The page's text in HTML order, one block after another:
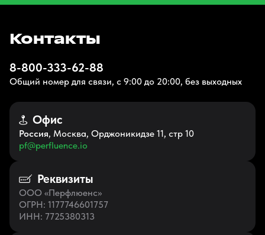
Контакты
8-800-333-62-88
Общий номер для связи, с 9:00 до 20:00, без выходных
Офис
Россия, Москва, Орджоникидзе 11, стр 10
pf@perfluence.io
Реквизиты
ООО «Перфлюенс»
ОГРН: 1177746601757
ИНН: 7725380313